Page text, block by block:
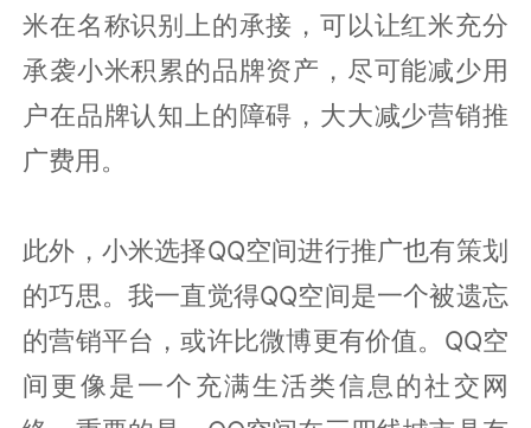
米在名称识别上的承接，可以让红米充分
承袭小米积累的品牌资产，尽可能减少用
户在品牌认知上的障碍，大大减少营销推
广费用。
此外，小米选择QQ空间进行推广也有策划
的巧思。我一直觉得QQ空间是一个被遗忘
的营销平台，或许比微博更有价值。QQ空
间更像是一个充满生活类信息的社交网